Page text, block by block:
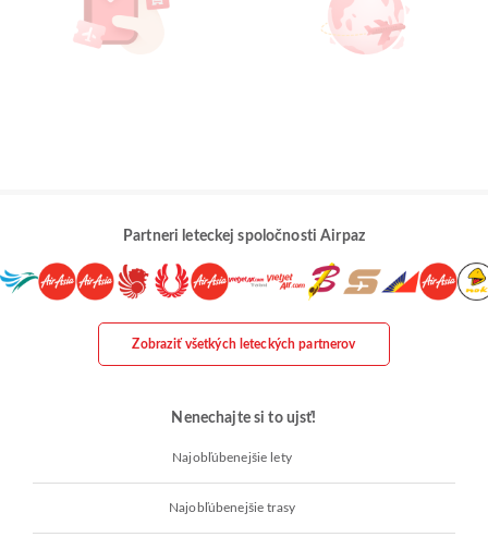
Partneri leteckej spoločnosti Airpaz
Zobraziť všetkých leteckých partnerov
Nenechajte si to ujsť!
Najobľúbenejšie lety
Najobľúbenejšie trasy